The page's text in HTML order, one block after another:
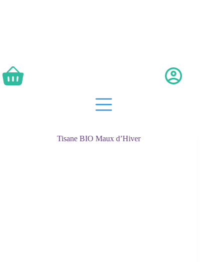
Panier
Tisane BIO Maux d’Hiver